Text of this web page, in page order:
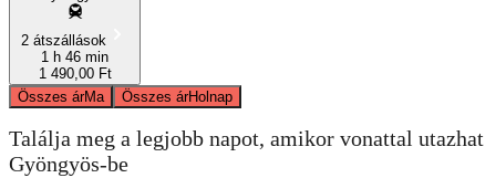
2 átszállások
1 h 46 min
1 490,00 Ft
Összes árMa Összes árHolnap
Találja meg a legjobb napot, amikor vonattal utazhat
Gyöngyös-be